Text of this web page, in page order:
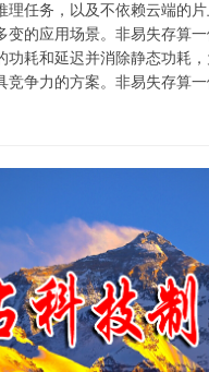
理任务，以及不依赖云端的
变的应用场景。非易失存算
功耗和延迟并消除静态功耗
竞争力的方案。非易失存算